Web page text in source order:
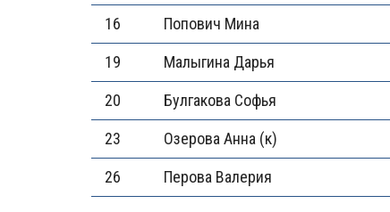
16 Попович Мина
19 Малыгина Дарья
20 Булгакова Софья
23 Озерова Анна (к)
26 Перова Валерия